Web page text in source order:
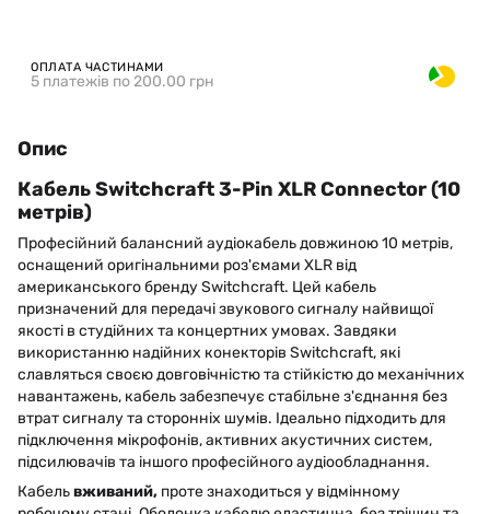
ОПЛАТА ЧАСТИНАМИ
5 платежів по 200.00 грн
Опис
Кабель Switchcraft 3-Pin XLR Connector (10
метрів)
Професійний балансний аудіокабель довжиною 10 метрів,
оснащений оригінальними роз'ємами XLR від
американського бренду Switchcraft. Цей кабель
призначений для передачі звукового сигналу найвищої
якості в студійних та концертних умовах. Завдяки
використанню надійних конекторів Switchcraft, які
славляться своєю довговічністю та стійкістю до механічних
навантажень, кабель забезпечує стабільне з'єднання без
втрат сигналу та сторонніх шумів. Ідеально підходить для
підключення мікрофонів, активних акустичних систем,
підсилювачів та іншого професійного аудіообладнання.
Кабельвживаний, проте знаходиться у відмінному